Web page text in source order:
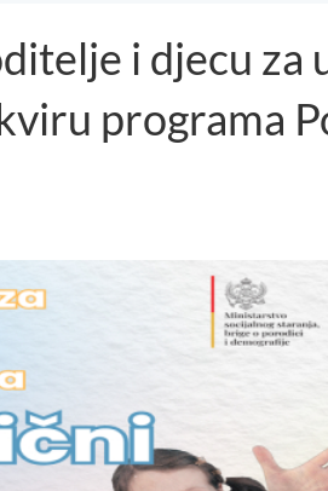
i djecu za
programa